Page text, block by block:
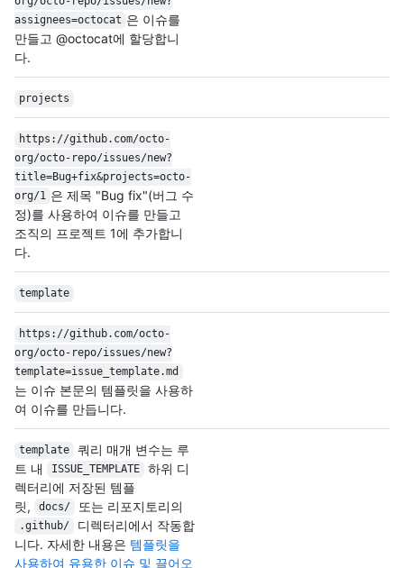
assignees=octocat 은 이슈를
만들고 @octocat에 할당합니
다.
projects
https://github.com/octo-
org/octo-repo/issues/new?
title=Bug+fix&projects=octo-
org/1 은 제목 "Bug fix"(버그 수
정)를 사용하여 이슈를 만들고
조직의 프로젝트 1에 추가합니
다.
template
https://github.com/octo-
org/octo-repo/issues/new?
template=issue_template.md
는 이슈 본문의 템플릿을 사용하
여 이슈를 만듭니다.
template
쿼리 매개 변수는 루
트 내
ISSUE_TEMPLATE
하위 디
렉터리에 저장된 템플
릿,
docs/ 또는 리포지토리의
.github/
디렉터리에서 작동합
니다. 자세한 내용은 템플릿을
사용하여 유용한 이슈 및 끌어오